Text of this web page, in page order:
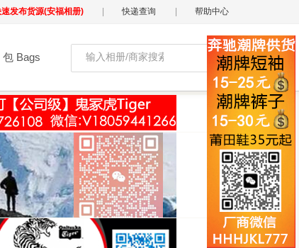
发布货源(安福相册) 快递查询 帮助中心
包 Bags